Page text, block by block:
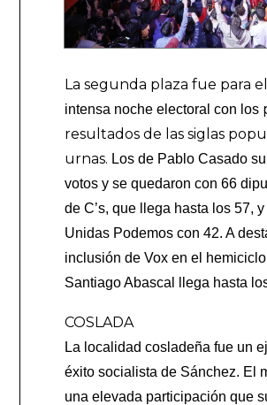
La segunda plaza fue para
intensa noche electoral con los
resultados de las siglas
urnas. Los de Pablo Casado
votos y se quedaron con 66
de C’s, que llega hasta los 57,
Unidas Podemos con 42. A
inclusión de Vox en el
Santiago Abascal llega hasta
COSLADA
La localidad cosladeña fue un
éxito socialista de Sánchez. El
una elevada participación que